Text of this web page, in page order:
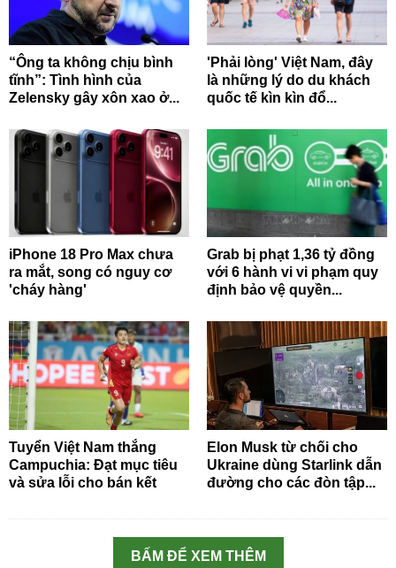
“Ông ta không chịu bình
tĩnh”: Tình hình của
Zelensky gây xôn xao ở...
'Phải lòng' Việt Nam, đây
là những lý do du khách
quốc tế kìn kìn đổ...
iPhone 18 Pro Max chưa
ra mắt, song có nguy cơ
'cháy hàng'
Grab bị phạt 1,36 tỷ đồng
với 6 hành vi vi phạm quy
định bảo vệ quyền...
Tuyển Việt Nam thắng
Campuchia: Đạt mục tiêu
và sửa lỗi cho bán kết
Elon Musk từ chối cho
Ukraine dùng Starlink dẫn
đường cho các đòn tập...
BẤM ĐỂ XEM THÊM